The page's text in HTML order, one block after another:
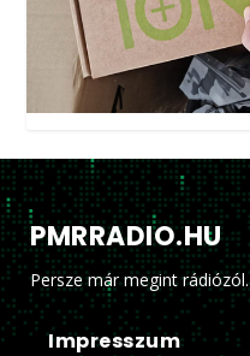
PMRRADIO.HU
Persze már megint
Impresszum